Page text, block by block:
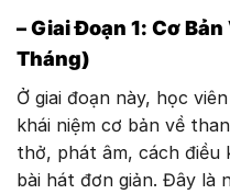
– Giai Đoạn 1: Cơ
Tháng)
Ở giai đoạn này, học
khái niệm cơ bản về
thở, phát âm, cách điều
bài hát đơn giản. Đây là